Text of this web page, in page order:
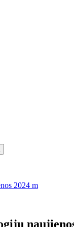
2024 m